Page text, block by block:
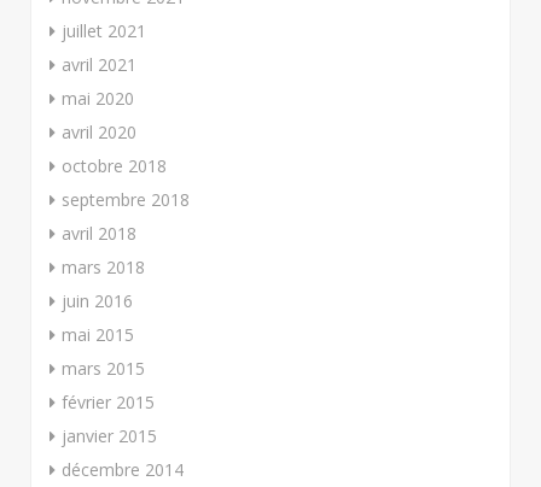
juillet 2021
avril 2021
mai 2020
avril 2020
octobre 2018
septembre 2018
avril 2018
mars 2018
juin 2016
mai 2015
mars 2015
février 2015
janvier 2015
décembre 2014